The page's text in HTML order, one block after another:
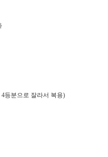
4등분으로 잘라서 복용)